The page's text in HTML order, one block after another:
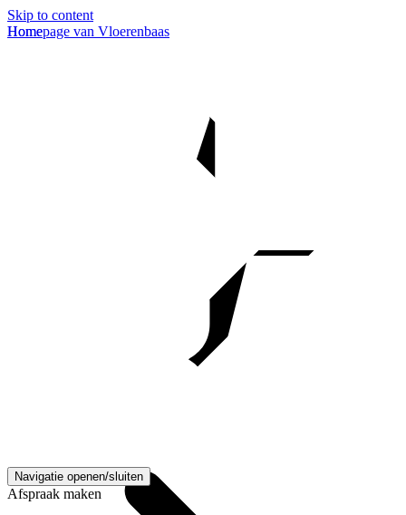
Skip to content
Homepage van Vloerenbaas
Navigatie openen/sluiten
Afspraak maken
Home